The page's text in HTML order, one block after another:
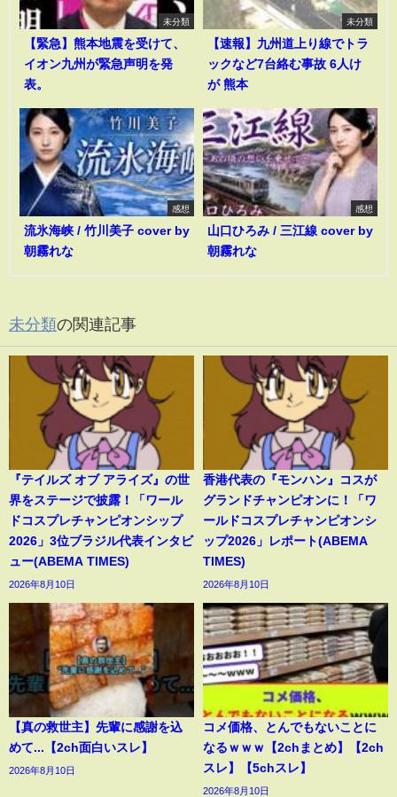
未分類
【緊急】熊本地震を受けて、
イオン九州が緊急声明を発
表。
未分類
【速報】九州道上り線でトラ
ックなど7台絡む事故 6人け
が 熊本
感想
流氷海峡 / 竹川美子 cover by
朝霧れな
感想
山口ひろみ / 三江線 cover by
朝霧れな
未分類の関連記事
『テイルズ オブ アライズ』の世
界をステージで披露！「ワール
ドコスプレチャンピオンシップ
2026」3位ブラジル代表インタビ
ュー(ABEMA TIMES)
2026年8月10日
香港代表の『モンハン』コスが
グランドチャンピオンに！「ワ
ールドコスプレチャンピオンシ
ップ2026」レポート(ABEMA
TIMES)
2026年8月10日
【真の救世主】先輩に感謝を込
めて...【2ch面白いスレ】
2026年8月10日
コメ価格、とんでもないことに
なるｗｗｗ【2chまとめ】【2ch
スレ】【5chスレ】
2026年8月10日